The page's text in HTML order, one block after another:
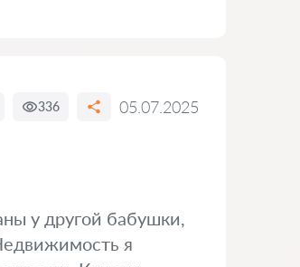
336 05.07.2025
у другой бабушки,
я